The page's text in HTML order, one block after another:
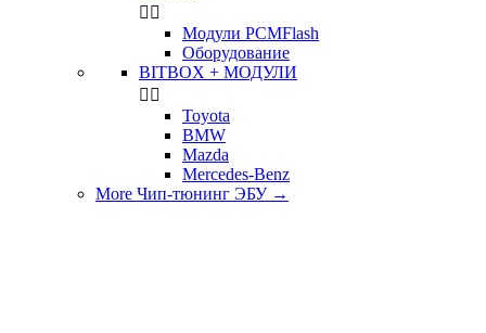
 
Модули PCMFlash
Оборудование
BITBOX + МОДУЛИ
 
Toyota
BMW
Mazda
Mercedes-Benz
More Чип-тюнинг ЭБУ →